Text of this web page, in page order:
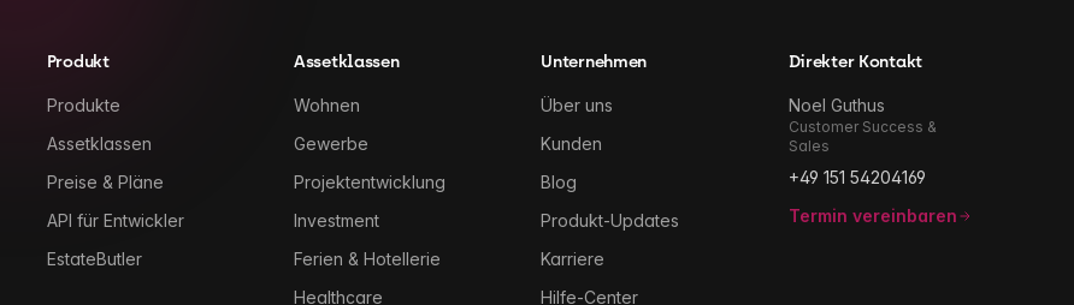
Produkt
Produkte
Assetklassen
Preise & Pläne
API für Entwickler
EstateButler
Assetklassen
Wohnen
Gewerbe
Projektentwicklung
Investment
Ferien & Hotellerie
Healthcare
Unternehmen
Über uns
Kunden
Blog
Produkt-Updates
Karriere
Hilfe-Center
Direkter Kontakt
Noel Guthus
Customer Success &
Sales
+49 151 54204169
Termin vereinbaren